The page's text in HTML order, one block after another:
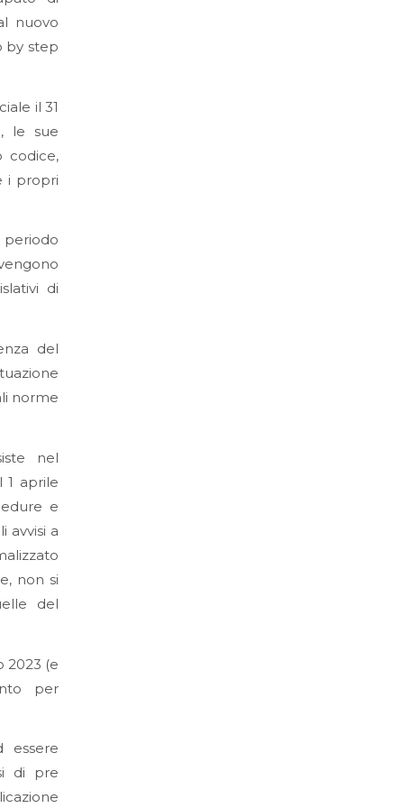
nuovo
by step
il 31
le sue
codice,
i propri
di
del
norme
nel
1 aprile
e
avvisi a
non si
del
2023 (e
per
essere
di pre